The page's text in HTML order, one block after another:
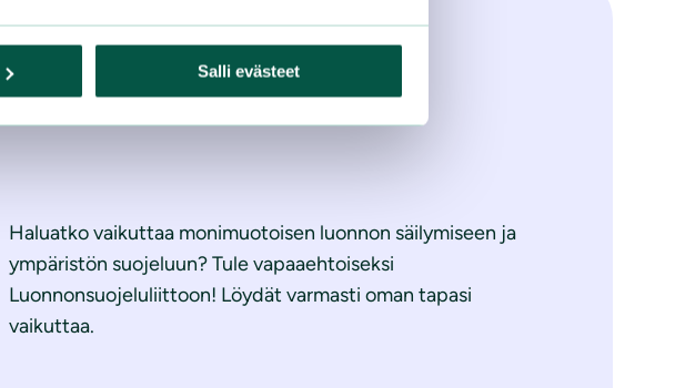
Salli evästeet
vapaaehtoiseksi
Haluatko vaikuttaa monimuotoisen luonnon säilymiseen ja
ympäristön suojeluun? Tule vapaaehtoiseksi
Luonnonsuojeluliittoon! Löydät varmasti oman tapasi
vaikuttaa.